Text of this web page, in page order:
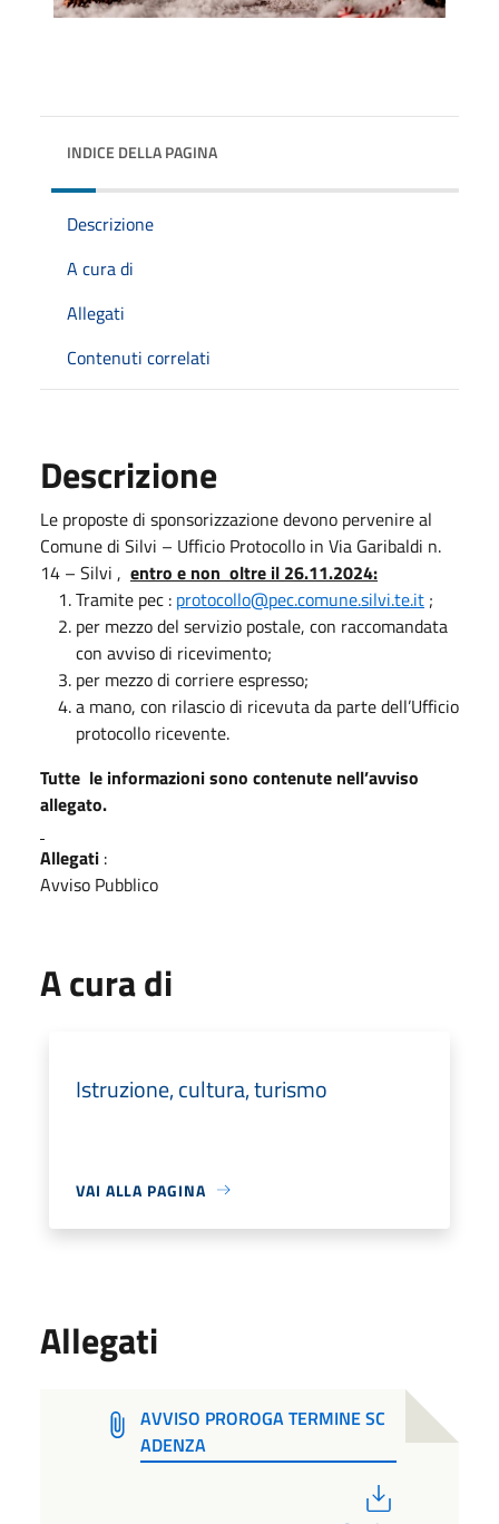
INDICE DELLA PAGINA
Descrizione
A cura di
Allegati
Contenuti correlati
Descrizione
Le proposte di sponsorizzazione devono pervenire al
Comune di Silvi – Ufficio Protocollo in Via Garibaldi n.
14 – Silvi , entro e non oltre il 26.11.2024:
Tramite pec : protocollo@pec.comune.silvi.te.it ;
per mezzo del servizio postale, con raccomandata
con avviso di ricevimento;
per mezzo di corriere espresso;
a mano, con rilascio di ricevuta da parte dell’Ufficio
protocollo ricevente.
Tutte le informazioni sono contenute nell’avviso
allegato.
Allegati :
Avviso Pubblico
A cura di
Istruzione, cultura, turismo
VAI ALLA PAGINA
Allegati
AVVISO PROROGA TERMINE SC
ADENZA